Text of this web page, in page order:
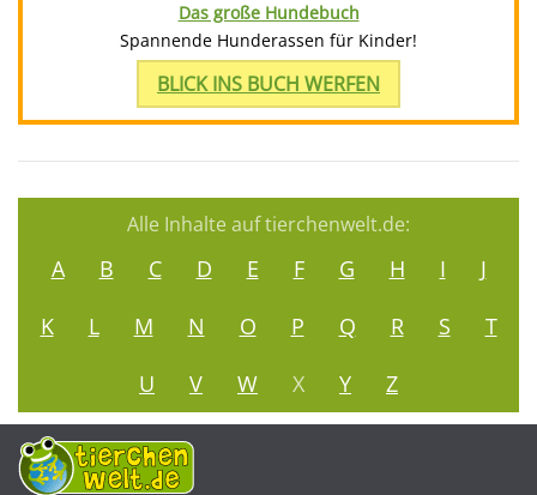
Das große Hundebuch
Spannende Hunderassen für Kinder!
BLICK INS BUCH WERFEN
Alle Inhalte auf tierchenwelt.de:
A B C D E F G H I
J
K
L M N O P Q R S
T
U
V W X Y Z